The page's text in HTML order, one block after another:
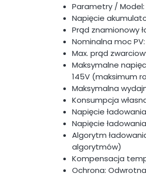
Parametry / Model:
Napięcie
Prąd znamionowy
Nominalna moc PV:
Max. prąd
Maksymalne
145V (maksimum
Maksymalna
Konsumpcja
Napięcie
Napięcie
Algorytm
algorytmów)
Kompensacja
Ochrona: